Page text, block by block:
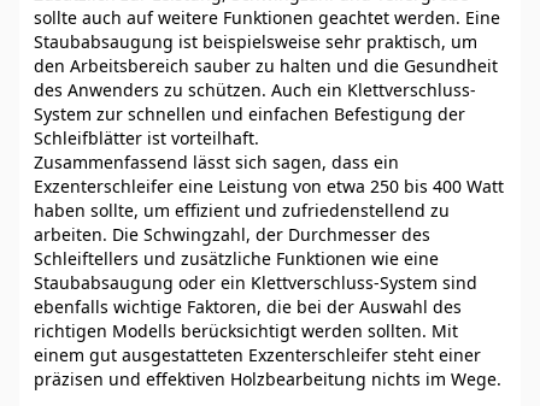
sollte auch auf weitere Funktionen geachtet werden. Eine
Staubabsaugung ist beispielsweise sehr praktisch, um
den Arbeitsbereich sauber zu halten und die Gesundheit
des Anwenders zu schützen. Auch ein Klettverschluss-
System zur schnellen und einfachen Befestigung der
Schleifblätter ist vorteilhaft.
Zusammenfassend lässt sich sagen, dass ein
Exzenterschleifer eine Leistung von etwa 250 bis 400 Watt
haben sollte, um effizient und zufriedenstellend zu
arbeiten. Die Schwingzahl, der Durchmesser des
Schleiftellers und zusätzliche Funktionen wie eine
Staubabsaugung oder ein Klettverschluss-System sind
ebenfalls wichtige Faktoren, die bei der Auswahl des
richtigen Modells berücksichtigt werden sollten. Mit
einem gut ausgestatteten Exzenterschleifer steht einer
präzisen und effektiven Holzbearbeitung nichts im Wege.